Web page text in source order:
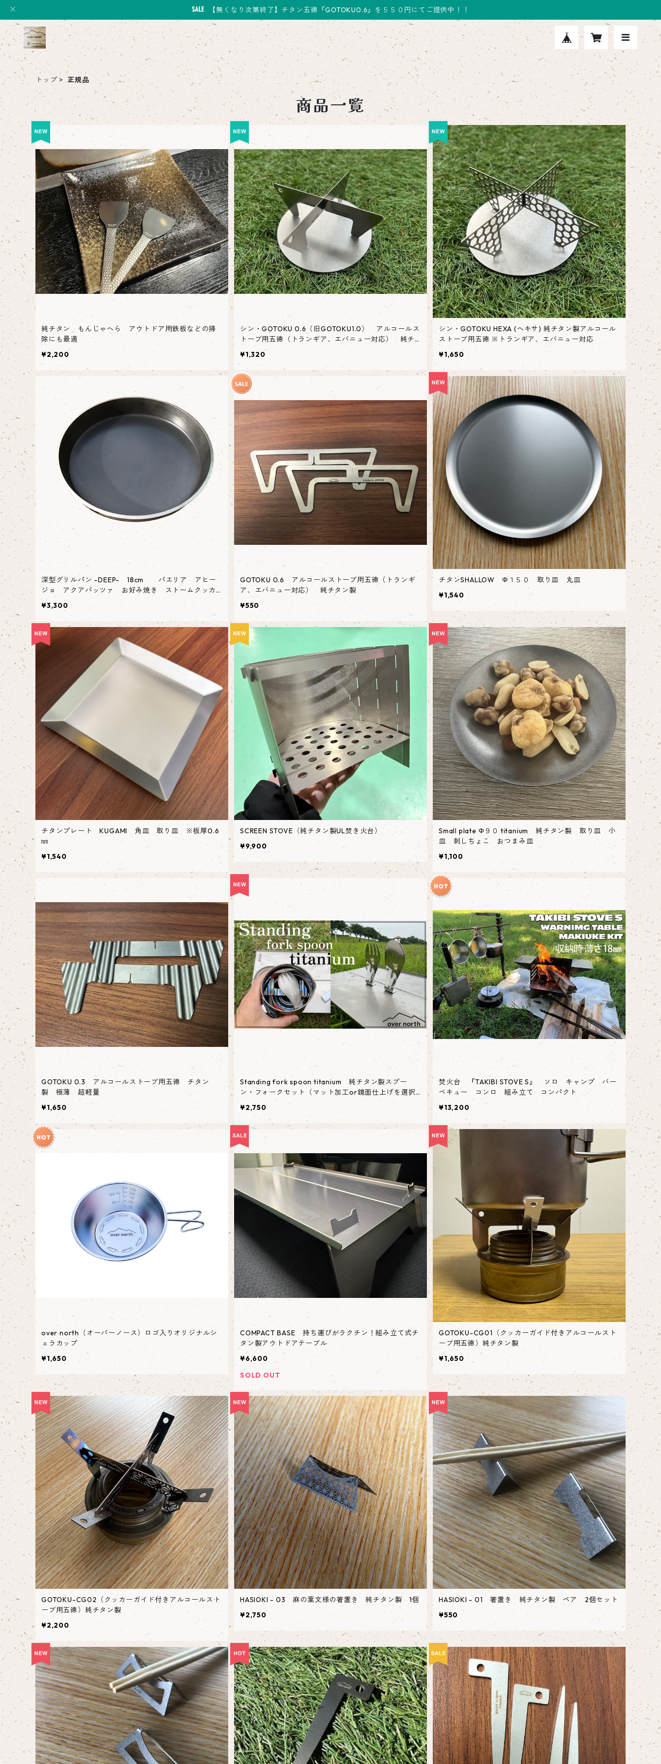
【無くなり次第終了】チタン五徳『GOTOKU0.6』を５５０円にてご提供中！！
トップ 正規品
商品一覧
純チタン もんじゃへら アウトドア用鉄板などの掃
除にも最適
¥2,200
シン・GOTOKU 0.6（旧GOTOKU1.0） アルコールス
トーブ用五徳（トランギア、エバニュー対応） 純チ
タン製
¥1,320
シン・GOTOKU HEXA (ヘキサ) 純チタン製アルコール
ストーブ用五徳 ※トランギア、エバニュー対応
¥1,650
深型グリルパン -DEEP- 18cm パエリア アヒー
ジョ アクアパッツァ お好み焼き ストームクッカ
¥3,300
GOTOKU 0.6 アルコールストーブ用五徳（トランギ
ア、エバニュー対応） 純チタン製
¥550
チタンSHALLOW Φ１５０ 取り皿 丸皿
¥1,540
チタンプレート KUGAMI 角皿 取り皿 ※板厚0.6
㎜
¥1,540
SCREEN STOVE（純チタン製UL焚き火台）
¥9,900
Small plate Φ９０ titanium 純チタン製 取り皿 小
皿 刺しちょこ おつまみ皿
¥1,100
GOTOKU 0.3 アルコールストーブ用五徳 チタン
製 極薄 超軽量
¥1,650
Standing fork spoon titanium 純チタン製スプー
ン・フォークセット（マット加工or鏡面仕上げを選択
可能） アウトドア用カトラリー 自宅での使用にも
¥2,750
焚火台 『TAKIBI STOVE S』 ソロ キャンプ バー
ベキュー コンロ 組み立て コンパクト
¥13,200
over north（オーバーノース）ロゴ入りオリジナルシ
ェラカップ
¥1,650
COMPACT BASE 持ち運びがラクチン！組み立て式チ
タン製アウトドアテーブル
¥6,600
SOLD OUT
GOTOKU-CG01（クッカーガイド付きアルコールスト
ーブ用五徳）純チタン製
¥1,650
GOTOKU-CG02（クッカーガイド付きアルコールスト
ーブ用五徳）純チタン製
¥2,200
HASIOKI - 03 麻の葉文様の箸置き 純チタン製 1個
¥2,750
HASIOKI - 01 箸置き 純チタン製 ペア 2個セット
¥550